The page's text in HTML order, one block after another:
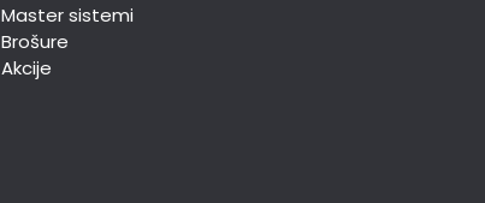
Master sistemi
Brošure
Akcije